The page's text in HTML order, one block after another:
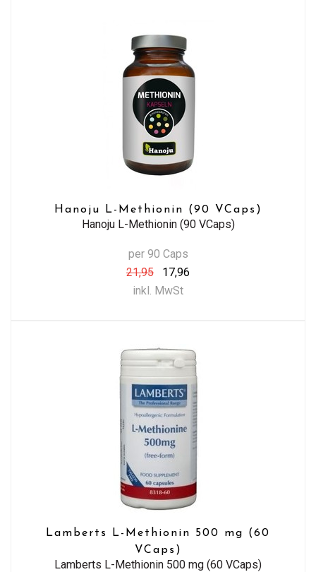
Hanoju L-Methionin (90 VCaps)
Hanoju L-Methionin (90 VCaps)
per 90 Caps
21,95
17,96
inkl. MwSt
Lamberts L-Methionin 500 mg (60
VCaps)
Lamberts L-Methionin 500 mg (60 VCaps)